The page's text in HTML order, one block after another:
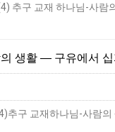
구 교재 하나님-사람
생활 ― 구유에서